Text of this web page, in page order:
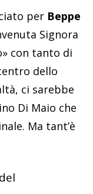
per Beppe
Signora
con tanto di
dello
ci sarebbe
Di Maio che
Ma tant’è